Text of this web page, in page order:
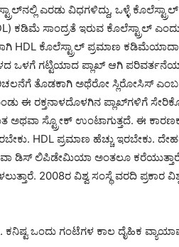
ಎರಡು ವಿಧಗಳಿದ್ದು, ಒಳ್ಳೆ
ಕಡಿಮೆ ಸಾಂದ್ರತೆ ಇರುವ ಕೊಲೆಸ್ಟ್ರಾಲ್
HDL ಕೊಲೆಸ್ಟ್ರಾಲ್ ಪ್ರಮಾಣ
ಒಳಗೆ ಗಟ್ಟಿಯಾದ ಪ್ಲಾಖ್ ಆಗಿ
ತೊಡಕಾಗಿ ಅಥೆರೋ ಸ್ಲಿರೋಸಿಸ್
ಈ ರಕ್ತನಾಳದೊಳಗಿನ ಪ್ಲಾಖ್‍ಗಳಿಗೆ
ಸ್ಟ್ರೋಕ್ ಉಂಟಾಗುತ್ತದೆ. ಈ
HDL ಪ್ರಮಾಣ ಹೆಚ್ಚು ಇರಬೇಕು.
ಡಿಸ್ ಲಿಪಿಡೇಮಿಯಾ ಅಂತಲೂ
2008ರ ವಿಶ್ವ ಸಂಸ್ಥೆ ವರದಿ ಪ್ರಕಾರ
ಒಂದು ಗಂಟೆಗಳ ಕಾಲ ದೈಹಿಕ